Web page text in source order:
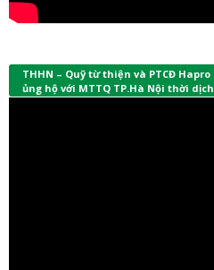
THHN – Quỹ từ thiện và PTCĐ
ủng hộ với MTTQ TP.Hà Nội thời dịch